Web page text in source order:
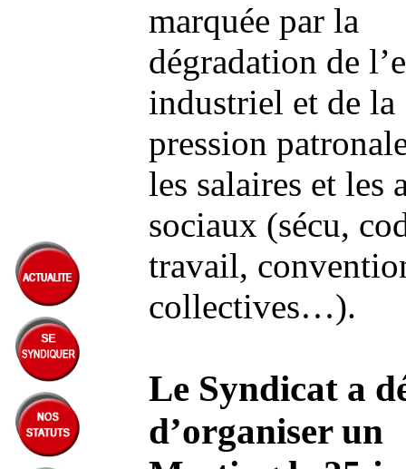
marquée par la
dégradation de
industriel et de la
pression
les salaires et les
sociaux (sécu,
travail,
collectives…).
Le Syndicat a
d’organiser un